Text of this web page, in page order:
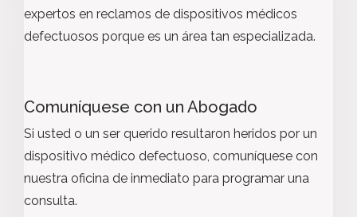
expertos en reclamos de dispositivos médicos
defectuosos porque es un área tan especializada.
Comuníquese con un Abogado
Si usted o un ser querido resultaron heridos por un
dispositivo médico defectuoso, comuníquese con
nuestra oficina de inmediato para programar una
consulta.